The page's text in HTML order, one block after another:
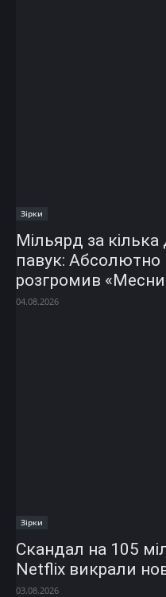
Зірки
Мільярд за
павук: Абсолютно
розгромив
04.08.2026
Зірки
Скандал на 105
Netflix викрали
03.08.2026